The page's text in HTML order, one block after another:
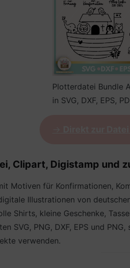
Plotterdatei Bundle
in SVG, DXF, EPS,
Clipart, Digistamp und
Motiven für Konfirmationen,
Illustrationen von
Shirts, kleine Geschenke,
SVG, PNG, DXF, EPS und
verwenden.